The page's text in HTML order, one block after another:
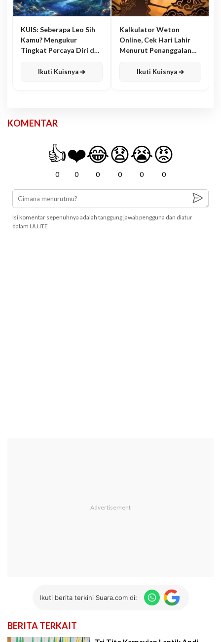
KUIS: Seberapa Leo Sih
Kamu? Mengukur
Tingkat Percaya Diri dan
Ikuti Kuisnya ➔
Kalkulator Weton
Online, Cek Hari Lahir
Menurut Penanggalan
Ikuti Kuisnya ➔
KOMENTAR
👍
0
❤️
0
😂
0
😧
0
😭
0
😡
0
Isi komentar sepenuhnya adalah tanggung jawab pengguna dan diatur
dalam UU ITE
Ikuti berita terkini Suara.com di:
BERITA TERKAIT